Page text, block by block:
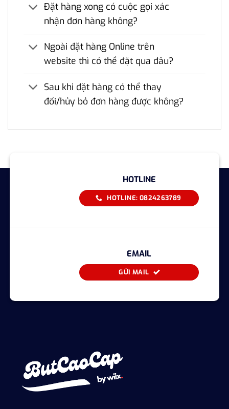
Đặt hàng xong có cuộc gọi xác
nhận đơn hàng không?
Ngoài đặt hàng Online trên
website thì có thể đặt qua đâu?
Sau khi đặt hàng có thể thay
đổi/hủy bỏ đơn hàng được không?
HOTLINE
HOTLINE: 0824263789
EMAIL
GỬI MAIL